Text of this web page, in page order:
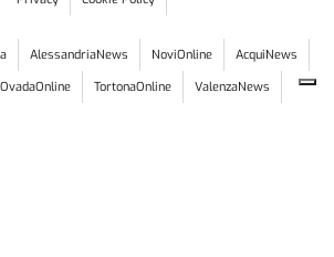
AlessandriaNews NoviOnline
AcquiNews
OvadaOnline TortonaOnline ValenzaNews